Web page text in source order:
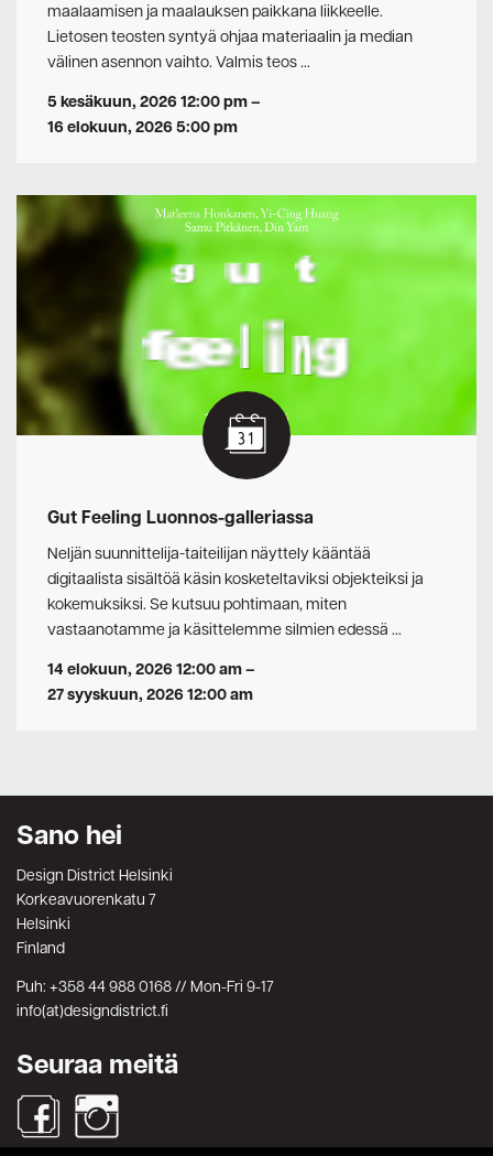
maalaamisen ja maalauksen paikkana liikkeelle.
Lietosen teosten syntyä ohjaa materiaalin ja median
välinen asennon vaihto. Valmis teos …
5 kesäkuun, 2026 12:00 pm–
16 elokuun, 2026 5:00 pm
Gut Feeling Luonnos-galleriassa
Neljän suunnittelija-taiteilijan näyttely kääntää
digitaalista sisältöä käsin kosketeltaviksi objekteiksi ja
kokemuksiksi. Se kutsuu pohtimaan, miten
vastaanotamme ja käsittelemme silmien edessä …
14 elokuun, 2026 12:00 am–
27 syyskuun, 2026 12:00 am
Sano hei
Design District Helsinki
Korkeavuorenkatu 7
Helsinki
Finland
Puh: +358 44 988 0168 // Mon-Fri 9-17
info(at)designdistrict.fi
Seuraa meitä